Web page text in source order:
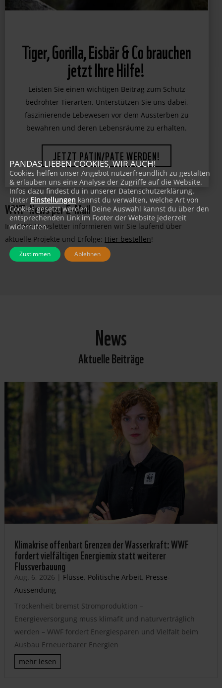
Tiger, Gorilla, Eisbär & Co brauchen
jetzt Ihre Hilfe!
Leisten Sie einen wichtigen Beitrag zum Schutz
bedrohter Tierarten. Unterstützen Sie uns dabei,
faszinierende Lebewesen vor dem Aussterben zu
bewahren und deren Lebensräume zu erhalten.
JETZT PATIN/PATE WERDEN!
WWF-News per E-Mail
Im WWF-Newsletter informieren wir Sie laufend über
aktuelle Projekte und Erfolge: Hier bestellen!
News
Aktuelle Beiträge
Klimakrise offenbart Grenzen der Wasserkraft: WWF
fordert vielfältigen Energiemix statt weiterer
Flussverbauung
Aug. 6, 2026 | Flüsse, Politische Arbeit, Presse-
Aussendung
Trockenheit bremst Stromproduktion –
Energieversorgung muss klimafit und naturverträglich
werden – WWF fordert Energiesparen und Vielfalt beim
Ausbau Erneuerbarer Energien
mehr lesen
PANDAS LIEBEN COOKIES, WIR AUCH!
Cookies helfen unser Angebot nutzerfreundlich zu gestalten
& erlauben uns eine Analyse der Zugriffe auf die Website.
Infos dazu findest du in unserer Datenschutzerklärung.
Unter Einstellungen kannst du verwalten, welche Art von
Cookies gesetzt werden. Deine Auswahl kannst du über den
entsprechenden Link im Footer der Website jederzeit
widerrufen.
Zustimmen Ablehnen